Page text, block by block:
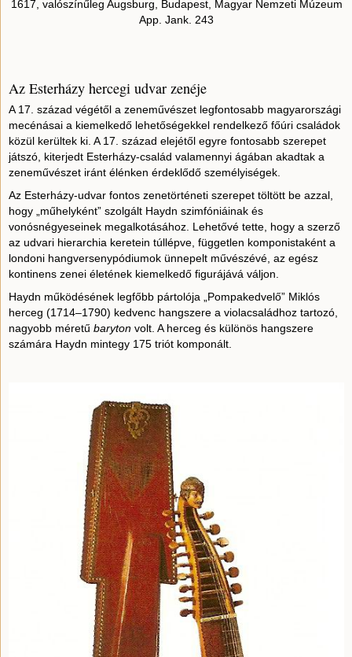
1617, valószínűleg Augsburg, Budapest, Magyar Nemzeti Múzeum
App. Jank. 243
Az Esterházy hercegi udvar zenéje
A 17. század végétől a zeneművészet legfontosabb magyarországi
mecénásai a kiemelkedő lehetőségekkel rendelkező főúri családok
közül kerültek ki. A 17. század elejétől egyre fontosabb szerepet
játszó, kiterjedt Esterházy-család valamennyi ágában akadtak a
zeneművészet iránt élénken érdeklődő személyiségek.
Az Esterházy-udvar fontos zenetörténeti szerepet töltött be azzal,
hogy „műhelyként” szolgált Haydn szimfóniáinak és
vonósnégyeseinek megalkotásához. Lehetővé tette, hogy a szerző
az udvari hierarchia keretein túllépve, független komponistaként a
londoni hangversenypódiumok ünnepelt művészévé, az egész
kontinens zenei életének kiemelkedő figurájává váljon.
Haydn működésének legfőbb pártolója „Pompakedvelő” Miklós
herceg (1714–1790) kedvenc hangszere a violacsaládhoz tartozó,
nagyobb méretű baryton volt. A herceg és különös hangszere
számára Haydn mintegy 175 triót komponált.